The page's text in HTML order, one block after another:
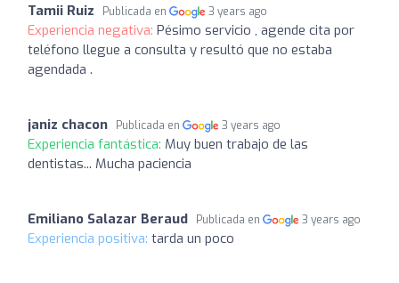
Tamii Ruiz Publicada en 3 years ago
Experiencia negativa: Pésimo servicio , agende cita por
teléfono llegue a consulta y resultó que no estaba
agendada .
janiz chacon Publicada en 3 years ago
Experiencia fantástica: Muy buen trabajo de las
dentistas... Mucha paciencia
Emiliano Salazar Beraud Publicada en 3 years ago
Experiencia positiva: tarda un poco